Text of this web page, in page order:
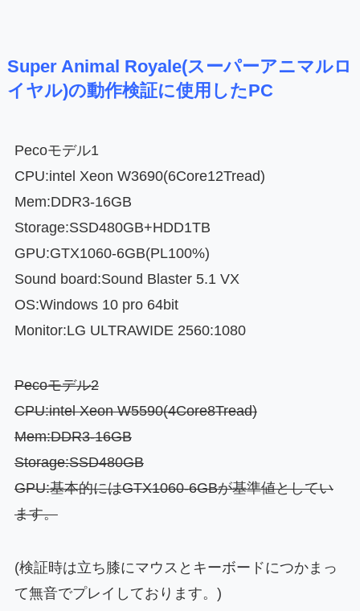
Super Animal Royale(スーパーアニマルロ
イヤル)の動作検証に使用したPC
Pecoモデル1
CPU:intel Xeon W3690(6Core12Tread)
Mem:DDR3-16GB
Storage:SSD480GB+HDD1TB
GPU:GTX1060-6GB(PL100%)
Sound board:Sound Blaster 5.1 VX
OS:Windows 10 pro 64bit
Monitor:LG ULTRAWIDE 2560:1080
Pecoモデル2
CPU:intel Xeon W5590(4Core8Tread)
Mem:DDR3-16GB
Storage:SSD480GB
GPU:基本的にはGTX1060-6GBが基準値としてい
ます。
(検証時は立ち膝にマウスとキーボードにつかまっ
て無音でプレイしております。)